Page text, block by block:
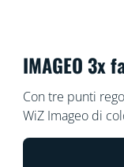
IMAGEO 3x
Con tre punti
WiZ Imageo di
calda o fredda
esistente per